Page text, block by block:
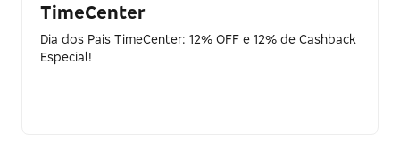
TimeCenter
Dia dos Pais TimeCenter: 12% OFF e 12% de Cashback
Especial!